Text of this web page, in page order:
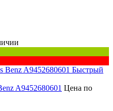
Быстрый
A9452680601 Цена по